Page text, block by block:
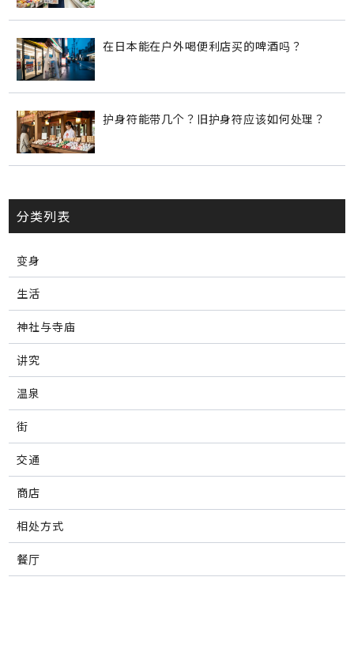
在日本能在户外喝便利店买的啤酒吗？
护身符能带几个？旧护身符应该如何处理？
分类列表
变身
生活
神社与寺庙
讲究
温泉
街
交通
商店
相处方式
餐厅